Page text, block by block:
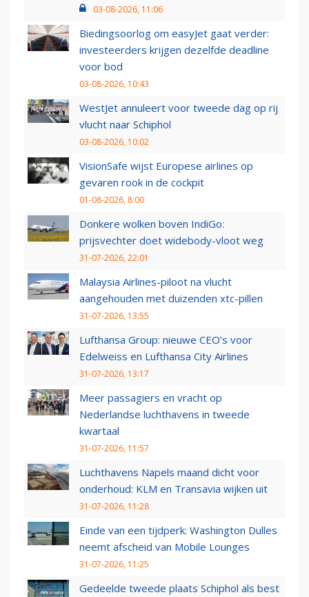
03-08-2026, 11:06
Biedingsoorlog om easyJet gaat verder:
investeerders krijgen dezelfde deadline
voor bod
03-08-2026, 10:43
WestJet annuleert voor tweede dag op rij
vlucht naar Schiphol
03-08-2026, 10:02
VisionSafe wijst Europese airlines op
gevaren rook in de cockpit
01-08-2026, 8:00
Donkere wolken boven IndiGo:
prijsvechter doet widebody-vloot weg
31-07-2026, 22:01
Malaysia Airlines-piloot na vlucht
aangehouden met duizenden xtc-pillen
31-07-2026, 13:55
Lufthansa Group: nieuwe CEO’s voor
Edelweiss en Lufthansa City Airlines
31-07-2026, 13:17
Meer passagiers en vracht op
Nederlandse luchthavens in tweede
kwartaal
31-07-2026, 11:57
Luchthavens Napels maand dicht voor
onderhoud: KLM en Transavia wijken uit
31-07-2026, 11:28
Einde van een tijdperk: Washington Dulles
neemt afscheid van Mobile Lounges
31-07-2026, 11:25
Gedeelde tweede plaats Schiphol als best